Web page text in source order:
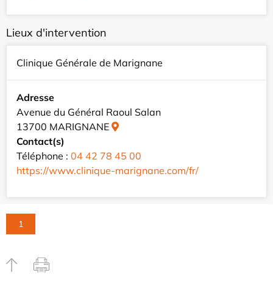
Lieux d'intervention
Clinique Générale de Marignane
Adresse
Avenue du Général Raoul Salan
13700 MARIGNANE
Contact(s)
Téléphone : 04 42 78 45 00
https://www.clinique-marignane.com/fr/
1